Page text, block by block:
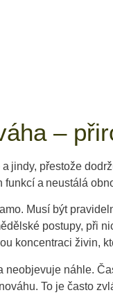
–
jindy, přestože
a neustálá
Musí být
postupy, při
koncentraci živin,
neobjevuje náhle.
To je často